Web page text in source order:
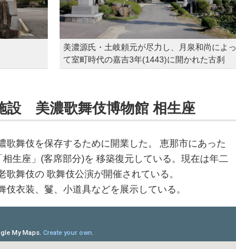
美濃源氏・土岐頼元が尽力し、月泉和尚によっ
て室町時代の嘉吉3年(1443)に開かれた古刹
設 美濃歌舞伎博物館 相生座
歌舞伎を保存するために開業した。 恵那市にあった
相生座」(客席部分)を 移築復元している。現在は年二
舞伎の 歌舞伎公演が開催されている。
衣装、鬘、小道具などを展示している。